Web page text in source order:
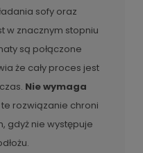
sofy oraz
w znacznym stopniu
są połączone
że cały proces jest
Nie wymaga
te rozwiązanie chroni
gdyż nie występuje